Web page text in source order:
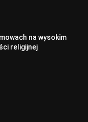
na wysokim
religijnej